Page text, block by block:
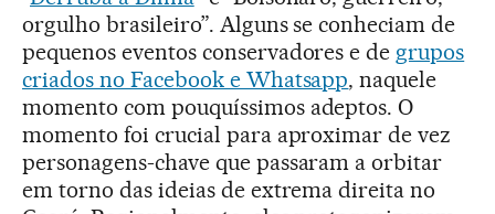
orgulho brasileiro”. Alguns se conheciam de
pequenos eventos conservadores e de grupos
criados no Facebook e Whatsapp, naquele
momento com pouquíssimos adeptos. O
momento foi crucial para aproximar de vez
personagens-chave que passaram a orbitar
em torno das ideias de extrema direita no